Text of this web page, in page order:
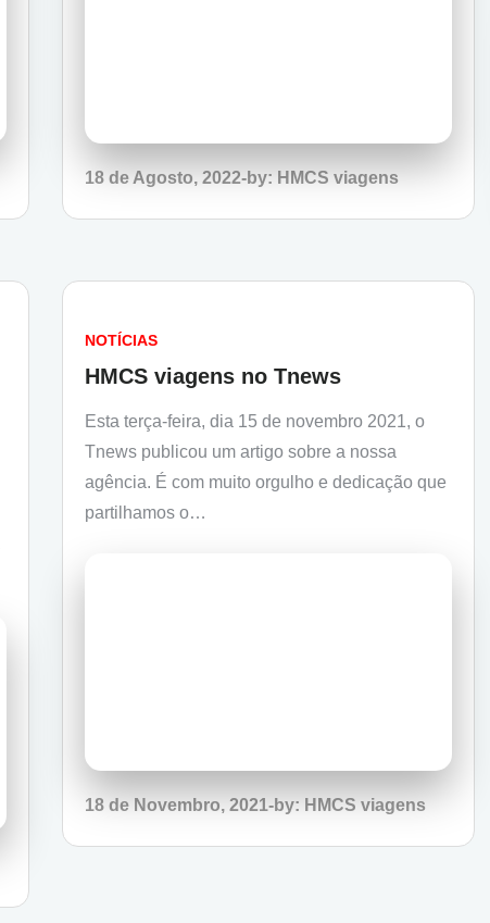
Posted
18 de Agosto, 2022 by: HMCS viagens
NOTÍCIAS
HMCS viagens no Tnews
Esta terça-feira, dia 15 de novembro 2021, o
Tnews publicou um artigo sobre a nossa
agência. É com muito orgulho e dedicação que
partilhamos o…
Posted
18 de Novembro, 2021 by: HMCS viagens